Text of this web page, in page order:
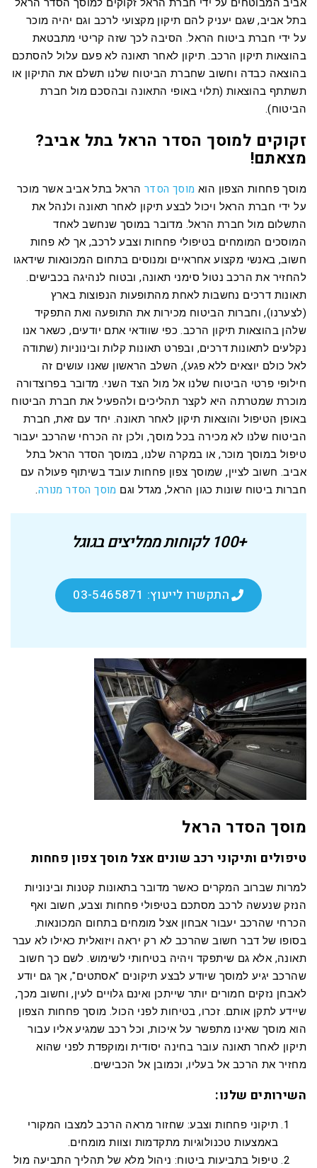
אביב המבוטחים על ידי חברת הראל זקוקים למוסך הסדר הראל
בתל אביב, שגם יעניק להם תיקון מקצועי לרכב וגם יהיה מוכר
על ידי חברת ביטוח הראל. הסיבה לכך שזה קריטי מתבטאת
בהוצאות תיקון הרכב. תיקון לאחר תאונה לא פעם עלול להסתכם
בהוצאה כבדה וחשוב שחברת הביטוח שלנו תשלם את התיקון או
תשתתף בהוצאות (תלוי באופי התאונה ובהסכם מול חברת
הביטוח).
זקוקים למוסך הסדר הראל בתל אביב?
מצאתם!
מוסך פחחות הצפון הוא מוסך הסדר הראל בתל אביב אשר מוכר
על ידי חברת הראל ויכול לבצע תיקון לאחר תאונה ולנהל את
התשלום מול חברת הראל. מדובר במוסך שנחשב לאחד
המוסכים המומחים בטיפולי פחחות וצבע לרכב, אך לא פחות
חשוב, באנשי מקצוע אחראיים ומנוסים בתחום המכונאות שידאגו
להחזיר את הרכב נטול סימני תאונה, ובטוח לנהיגה בכבישים.
תאונות דרכים נחשבות לאחת מהתופעות הנפוצות בארץ
(לצערנו), וחברות הביטוח מכירות את התופעה ואת התפקיד
שלהן בהוצאות תיקון הרכב. כפי שוודאי אתם יודעים, כשאר אנו
נקלעים לתאונות דרכים, ובפרט תאונות קלות ובינוניות (שתודה
לאל כולם יוצאים ללא פגע), השלב הראשון שאנו עושים זה
חילופי פרטי הביטוח שלנו אל מול הצד השני. מדובר בפרוצדורה
מוכרת שמטרתה היא לקצר תהליכים ולהפעיל את חברת הביטוח
באופן הטיפול והוצאות תיקון לאחר תאונה. יחד עם זאת, חברת
הביטוח שלנו לא מכירה בכל מוסך, ולכן זה הכרחי שהרכב יעבור
טיפול במוסך מוכר, או במקרה שלנו, במוסך הסדר הראל בתל
אביב. חשוב לציין, שמוסך צפון פחחות עובד בשיתוף פעולה עם
חברות ביטוח שונות כגון הראל, מגדל וגם מוסך הסדר מנורה
+100 לקוחות ממליצים בגוגל
התקשרו לייעוץ: 03-5465871
מוסך הסדר הראל
טיפולים ותיקוני רכב שונים אצל מוסך צפון פחחות
למרות שברוב המקרים כאשר מדובר בתאונות קטנות ובינוניות
הנזק שנעשה לרכב מסתכם בטיפולי פחחות וצבע, חשוב ואף
הכרחי שהרכב יעבור אבחון אצל מומחים בתחום המכונאות.
בסופו של דבר חשוב שהרכב לא רק יראה ויזואלית כאילו לא עבר
תאונה, אלא גם שיתפקד ויהיה בטיחותי לשימוש. לשם כך חשוב
שהרכב יגיע למוסך שיודע לבצע תיקונים "אסתטים", אך גם יודע
לאבחן נזקים חמורים יותר שייתכן ואינם גלויים לעין, וחשוב מכך,
שיידע לתקן אותם. זכרו, בטיחות לפני הכול. מוסך פחחות הצפון
הוא מוסך שאינו מתפשר על איכות, וכל רכב שמגיע אליו עבור
תיקון לאחר תאונה עובר בחינה יסודית ומוקפדת לפני שהוא
מחזיר את הרכב אל בעליו, וכמובן אל הכבישים.
השירותים שלנו:
תיקוני פחחות וצבע: שחזור מראה הרכב למצבו המקורי
באמצעות טכנולוגיות מתקדמות וצוות מומחים.
טיפול בתביעות ביטוח: ניהול מלא של תהליך התביעה מול